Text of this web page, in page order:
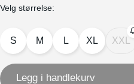
Velg størrelse:
S M L XL XXL
Legg i handlekurv